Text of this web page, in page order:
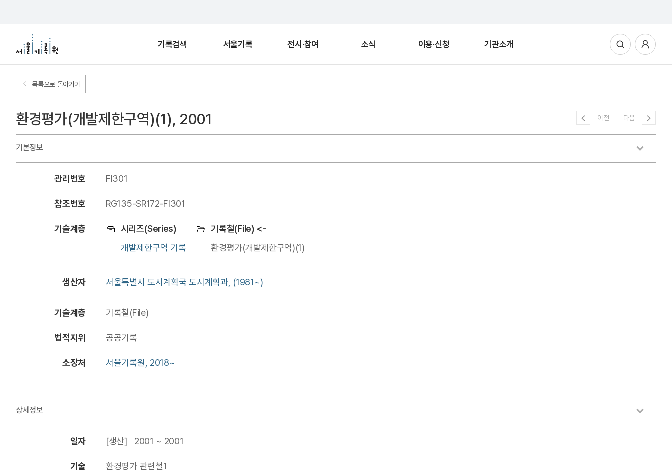
기록검색 서울기록 전시·참여 소식 이용·신청 기관소개 사용자메뉴
목록으로 돌아가기
환경평가(개발제한구역)(1), 2001 이전 다음
기본정보
관리번호 FI301
참조번호 RG135-SR172-FI301
기술계층
시리즈(Series)
개발제한구역 기록
기록철(File) <-
환경평가(개발제한구역)(1)
생산자 서울특별시 도시계획국 도시계획과, (1981~)
기술계층 기록철(File)
법적지위 공공기록
소장처 서울기록원, 2018~
상세정보
일자 [생산] 2001 ~ 2001
기술 환경평가 관련철1